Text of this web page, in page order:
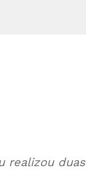
realizou duas